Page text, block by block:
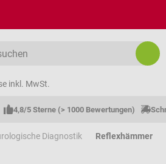
inkl. MwSt.
4,8/5 Sterne (> 1000 Bewertungen)
Diagnostik Reflexhämmer